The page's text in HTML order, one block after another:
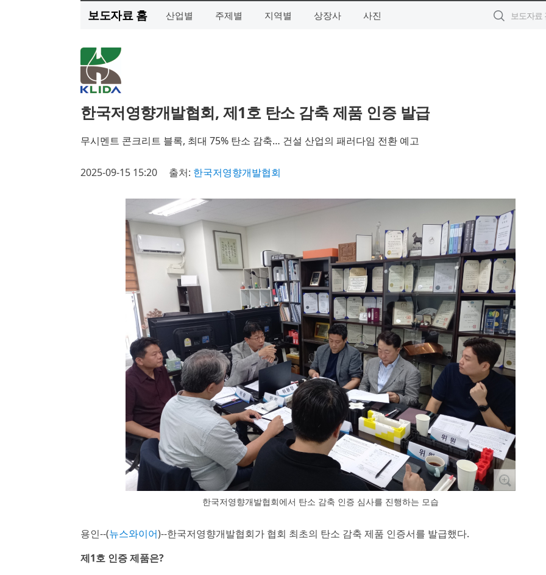
보도자료 홈 산업별 주제별 지역별 상장사 사진
한국저영향개발협회, 제1호 탄소 감축 제품 인증 발급
무시멘트 콘크리트 블록, 최대 75% 탄소 감축… 건설 산업의 패러다임 전환 예고
2025-09-15 15:20 출처: 한국저영향개발협회
한국저영향개발협회에서 탄소 감축 인증 심사를 진행하는 모습
용인--(뉴스와이어)--한국저영향개발협회가 협회 최초의 탄소 감축 제품 인증서를 발급했다.
제1호 인증 제품은?